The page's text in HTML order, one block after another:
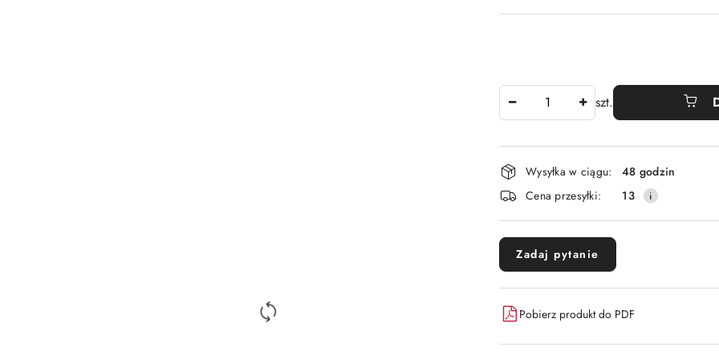
szt.
Dostępność
i
dostawa
Wysyłka w ciągu:
48 godzin
Cena przesyłki:
13
Zadaj pytanie
Pobierz produkt do PDF